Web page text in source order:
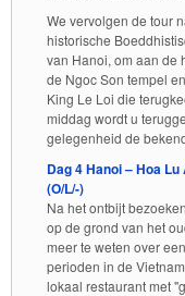
We vervolgen de tour
historische
van Hanoi, om aan de
de Ngoc Son tempel
King Le Loi die
middag wordt u
gelegenheid de
Dag 4 Hanoi – Hoa
(O/L/-)
Na het ontbijt
op de grond van het
meer te weten over
perioden in de
lokaal restaurant met